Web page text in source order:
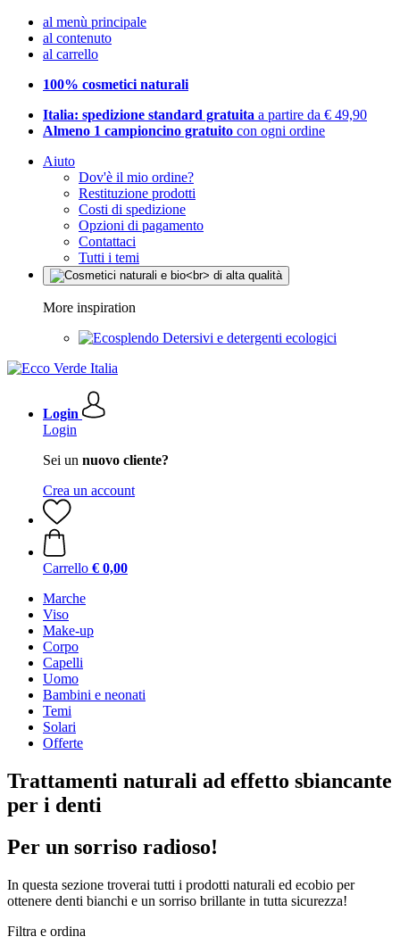
al menù principale
al contenuto
al carrello
100% cosmetici naturali
Italia: spedizione standard gratuita a partire da € 49,90
Almeno 1 campioncino gratuito con ogni ordine
Aiuto
Dov'è il mio ordine?
Restituzione prodotti
Costi di spedizione
Opzioni di pagamento
Contattaci
Tutti i temi
More inspiration
Detersivi e detergenti ecologici
Login
Login
Sei un nuovo cliente?
Crea un account
Carrello € 0,00
Marche
Viso
Make-up
Corpo
Capelli
Uomo
Bambini e neonati
Temi
Solari
Offerte
Trattamenti naturali ad effetto sbiancante
per i denti
Per un sorriso radioso!
In questa sezione troverai tutti i prodotti naturali ed ecobio per
ottenere denti bianchi e un sorriso brillante in tutta sicurezza!
Filtra e ordina